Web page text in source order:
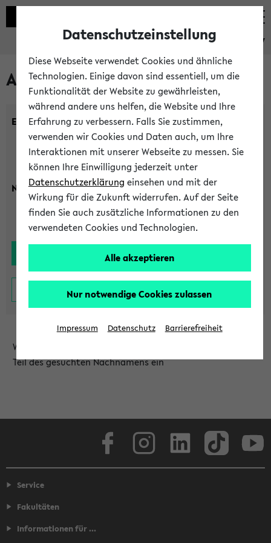
eKVV
Alle Lehrenden
Einrichtung:
Nachname:
Wählen Sie die Einrichtung aus und/oder geben Sie einen
Teil des gesuchten Nachnamens ein
Service
Fakultäten
Informationen für ...
Datenschutzeinstellung
Diese Webseite verwendet Cookies und ähnliche
Technologien. Einige davon sind essentiell, um die
Funktionalität der Website zu gewährleisten,
während andere uns helfen, die Website und Ihre
Erfahrung zu verbessern. Falls Sie zustimmen,
verwenden wir Cookies und Daten auch, um Ihre
Interaktionen mit unserer Webseite zu messen. Sie
können Ihre Einwilligung jederzeit unter
Datenschutzerklärung einsehen und mit der
Wirkung für die Zukunft widerrufen. Auf der Seite
finden Sie auch zusätzliche Informationen zu den
verwendeten Cookies und Technologien.
Alle akzeptieren
Nur notwendige Cookies zulassen
Impressum Datenschutz Barrierefreiheit